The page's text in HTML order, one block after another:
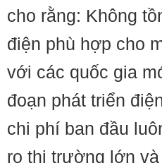
cho rằng: Không
điện phù hợp cho
với các quốc gia
đoạn phát triển
chi phí ban đầu
ro thị trường lớn